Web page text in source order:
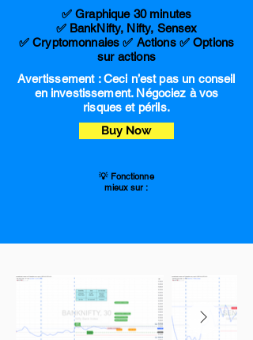
✅ Graphique 30 minutes
✅ BankNifty, Nifty, Sensex
✅ Cryptomonnaies ✅ Actions ✅ Options
sur actions
Avertissement : Ceci n’est pas un conseil
en investissement. Négociez à vos
risques et périls.
Buy Now
💡 Fonctionne
mieux sur :